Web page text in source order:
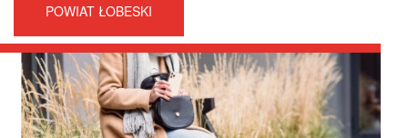
POWIAT ŁOBESKI